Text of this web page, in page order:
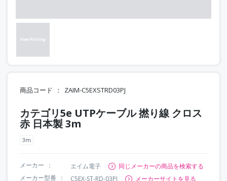
商品コード ZAIM-C5EXSTRD03PJ
カテゴリ5e UTPケーブル 撚り線 クロス
赤 日本製 3m
3m
メーカー エイム電子
同じメーカーの商品を検索する
メーカー型番
C5EX-ST-RD-03PJ メーカーサイトを見る